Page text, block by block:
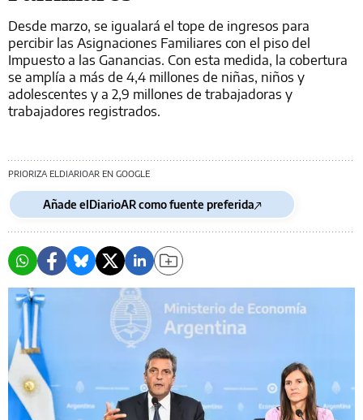
Desde marzo, se igualará el tope de ingresos para
percibir las Asignaciones Familiares con el piso del
Impuesto a las Ganancias. Con esta medida, la cobertura
se amplía a más de 4,4 millones de niñas, niños y
adolescentes y a 2,9 millones de trabajadoras y
trabajadores registrados.
PRIORIZA ELDIARIOAR EN GOOGLE
Añade elDiarioAR como fuente preferida